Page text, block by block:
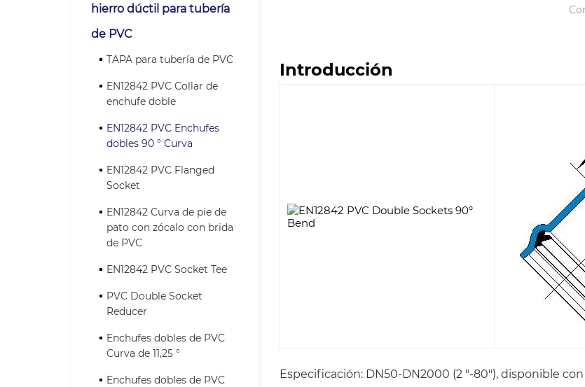
hierro dúctil para tubería
de PVC
TAPA para tubería de PVC
EN12842 PVC Collar de
enchufe doble
EN12842 PVC Enchufes
dobles 90 ° Curva
EN12842 PVC Flanged
Socket
EN12842 Curva de pie de
pato con zócalo con brida
de PVC
EN12842 PVC Socket Tee
PVC Double Socket
Reducer
Enchufes dobles de PVC
Curva de 11,25 °
Enchufes dobles de PVC
Introducción
Especificación: DN50-DN2000 (2 "-80"), disponible con